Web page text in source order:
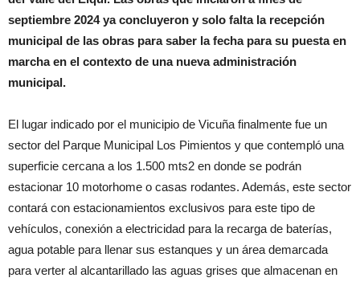
septiembre 2024 ya concluyeron y solo falta la recepción
municipal de las obras para saber la fecha para su puesta en
marcha en el contexto de una nueva administración
municipal.
El lugar indicado por el municipio de Vicuña finalmente fue un
sector del Parque Municipal Los Pimientos y que contempló una
superficie cercana a los 1.500 mts2 en donde se podrán
estacionar 10 motorhome o casas rodantes. Además, este sector
contará con estacionamientos exclusivos para este tipo de
vehículos, conexión a electricidad para la recarga de baterías,
agua potable para llenar sus estanques y un área demarcada
para verter al alcantarillado las aguas grises que almacenan en